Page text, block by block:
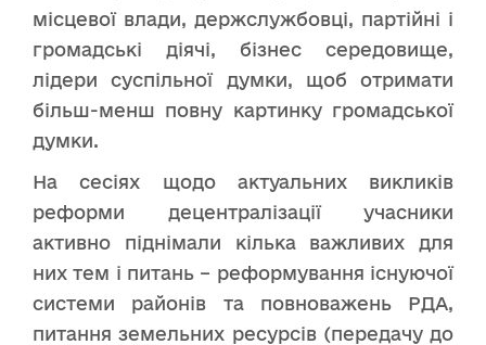
місцевої влади, держслужбовці, партійні і
громадські діячі, бізнес середовище,
лідери суспільної думки, щоб отримати
більш-менш повну картинку громадської
думки.
На сесіях щодо актуальних викликів
реформи децентралізації учасники
активно піднімали кілька важливих для
них тем і питань – реформування існуючої
системи районів та повноважень РДА,
питання земельних ресурсів (передачу до